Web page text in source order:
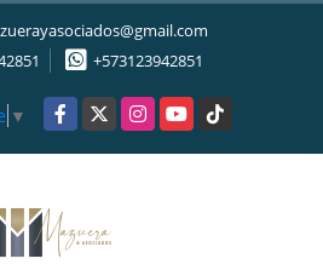
+573123942851
▼ Facebook
X InstagramYouTubeTikTok